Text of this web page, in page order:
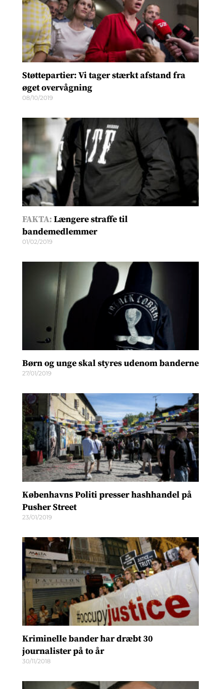
Støttepartier: Vi tager stærkt afstand fra
øget overvågning
08/10/2019
FAKTA:Længere straffe til
bandemedlemmer
01/02/2019
Børn og unge skal styres udenom banderne
27/01/2019
Københavns Politi presser hashhandel på
Pusher Street
23/01/2019
Kriminelle bander har dræbt 30
journalister på to år
30/11/2018